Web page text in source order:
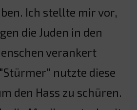
Ich stellte mir vor,
die Juden in den
verankert
nutzte diese
den Hass zu schüren.